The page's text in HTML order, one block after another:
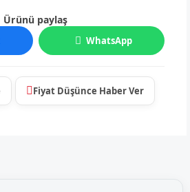
Ürünü paylaş
WhatsApp
Fiyat Düşünce Haber Ver